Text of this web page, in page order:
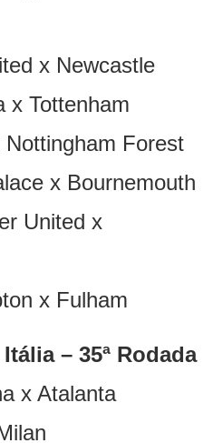
x Newcastle
x Tottenham
Forest
x Bournemouth
United x
x Fulham
– 35ª Rodada
x Atalanta